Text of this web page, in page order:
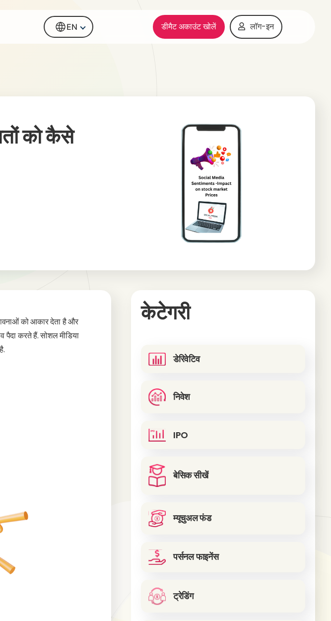
EN डीमैट अकाउंट खोलें लॉग-इन
को कैसे
को आकार देता है और
पैदा करते हैं. सोशल मीडिया
केटेगरी
डेरिवेटिव
निवेश
IPO
बेसिक सीखें
म्यूचुअल फंड
पर्सनल फाइनेंस
ट्रेडिंग